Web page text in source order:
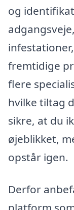
og
fremtidige
flere
hvilke tiltag
sikre, at du
øjeblikket,
opstår igen.
Derfor